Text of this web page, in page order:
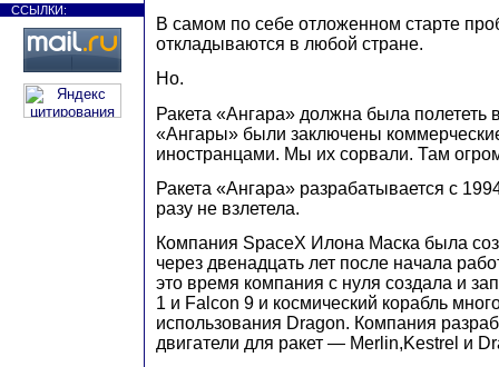
ССЫЛКИ:
В самом по себе отложенном старте
откладываются в любой стране.
Но.
Ракета «Ангара» должна была полететь
«Ангары» были заключены
иностранцами. Мы их сорвали. Там
Ракета «Ангара» разрабатывается с
разу не взлетела.
Компания SpaceX Илона Маска была
через двенадцать лет после начала
это время компания с нуля создала и
1 и Falcon 9 и космический корабль
использования Dragon. Компания
двигатели для ракет — Merlin,Kestrel и